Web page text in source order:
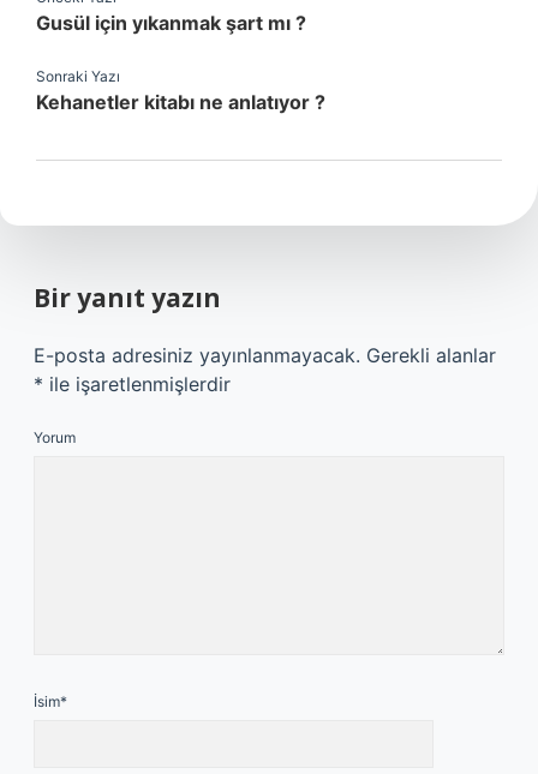
Gusül için yıkanmak şart mı ?
Sonraki Yazı
Kehanetler kitabı ne anlatıyor ?
Bir yanıt yazın
E-posta adresiniz yayınlanmayacak. Gerekli alanlar
* ile işaretlenmişlerdir
Yorum
İsim*